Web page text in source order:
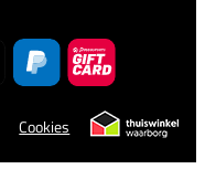
Cookies